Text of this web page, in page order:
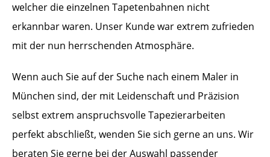
welcher die einzelnen Tapetenbahnen nicht
erkannbar waren. Unser Kunde war extrem zufrieden
mit der nun herrschenden Atmosphäre.
Wenn auch Sie auf der Suche nach einem Maler in
München sind, der mit Leidenschaft und Präzision
selbst extrem anspruchsvolle Tapezierarbeiten
perfekt abschließt, wenden Sie sich gerne an uns. Wir
beraten Sie gerne bei der Auswahl passender